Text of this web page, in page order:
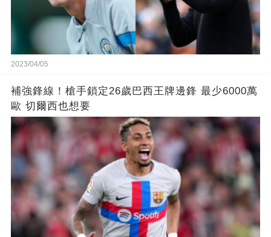
2023/04/05
補強鋒線！槍手鎖定26歲巴西王牌邊鋒 最少6000萬
歐 切爾西也想要